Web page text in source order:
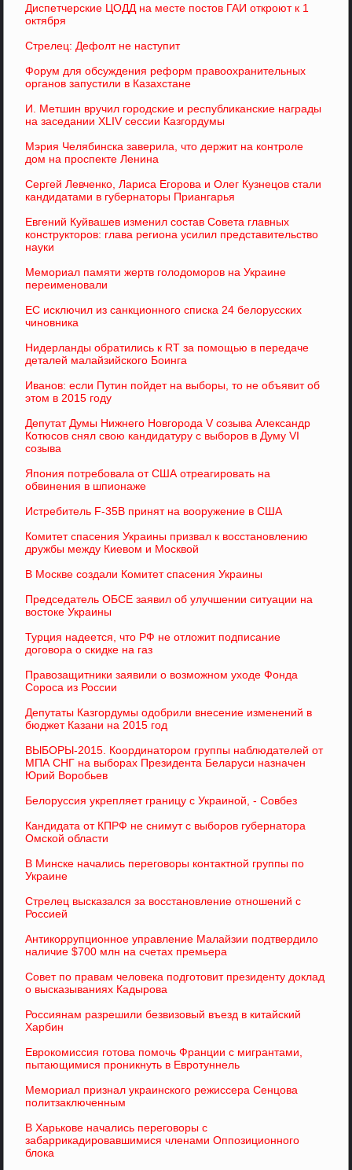
Диспетчерские ЦОДД на месте постов ГАИ откроют к 1
октября
Стрелец: Дефолт не наступит
Форум для обсуждения реформ правоохранительных
органов запустили в Казахстане
И. Метшин вручил городские и республиканские награды
на заседании XLIV сессии Казгордумы
Мэрия Челябинска заверила, что держит на контроле
дом на проспекте Ленина
Сергей Левченко, Лариса Егорова и Олег Кузнецов стали
кандидатами в губернаторы Приангарья
Евгений Куйвашев изменил состав Совета главных
конструкторов: глава региона усилил представительство
науки
Мемориал памяти жертв голодоморов на Украине
переименовали
ЕС исключил из санкционного списка 24 белорусских
чиновника
Нидерланды обратились к RT за помощью в передаче
деталей малайзийского Боинга
Иванов: если Путин пойдет на выборы, то не объявит об
этом в 2015 году
Депутат Думы Нижнего Новгорода V созыва Александр
Котюсов снял свою кандидатуру с выборов в Думу VI
созыва
Япония потребовала от США отреагировать на
обвинения в шпионаже
Истребитель F-35B принят на вооружение в США
Комитет спасения Украины призвал к восстановлению
дружбы между Киевом и Москвой
В Москве создали Комитет спасения Украины
Председатель ОБСЕ заявил об улучшении ситуации на
востоке Украины
Турция надеется, что РФ не отложит подписание
договора о скидке на газ
Правозащитники заявили о возможном уходе Фонда
Сороса из России
Депутаты Казгордумы одобрили внесение изменений в
бюджет Казани на 2015 год
ВЫБОРЫ-2015. Координатором группы наблюдателей от
МПА СНГ на выборах Президента Беларуси назначен
Юрий Воробьев
Белоруссия укрепляет границу с Украиной, - Совбез
Кандидата от КПРФ не снимут с выборов губернатора
Омской области
В Минске начались переговоры контактной группы по
Украине
Стрелец высказался за восстановление отношений с
Россией
Антикоррупционное управление Малайзии подтвердило
наличие $700 млн на счетах премьера
Совет по правам человека подготовит президенту доклад
о высказываниях Кадырова
Россиянам разрешили безвизовый въезд в китайский
Харбин
Еврокомиссия готова помочь Франции с мигрантами,
пытающимися проникнуть в Евротуннель
Мемориал признал украинского режиссера Сенцова
политзаключенным
В Харькове начались переговоры с
забаррикадировавшимися членами Оппозиционного
блока